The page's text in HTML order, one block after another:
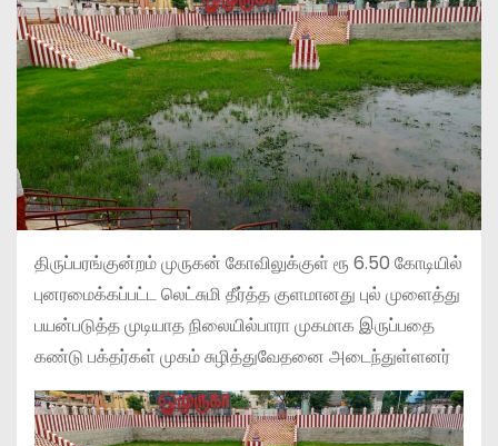
திருப்பரங்குன்றம் முருகன் கோவிலுக்குள் ரூ 6.50 கோடியில்
புனரமைக்கப்பட்ட லெட்சுமி தீர்த்த குளமானது புல் முளைத்து
பயன்படுத்த முடியாத நிலையில்பாரா முகமாக இருப்பதை
கண்டு பக்தர்கள் முகம் சுழித்துவேதனை அடைந்துள்ளனர்